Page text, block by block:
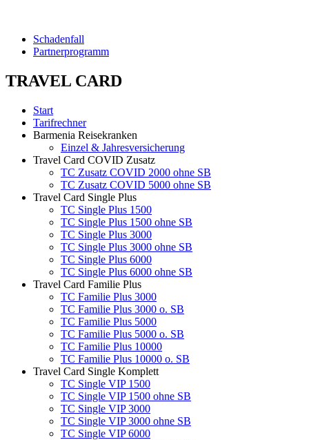
Schadenfall
Partnerprogramm
TRAVEL CARD
Start
Tarifrechner
Barmenia Reisekranken
Einzel & Jahresversicherung
Travel Card COVID Zusatz
TC Zusatz COVID 2000 ohne SB
TC Zusatz COVID 5000 ohne SB
Travel Card Single Plus
TC Single Plus 1500
TC Single Plus 1500 ohne SB
TC Single Plus 3000
TC Single Plus 3000 ohne SB
TC Single Plus 6000
TC Single Plus 6000 ohne SB
Travel Card Familie Plus
TC Familie Plus 3000
TC Familie Plus 3000 o. SB
TC Familie Plus 5000
TC Familie Plus 5000 o. SB
TC Familie Plus 10000
TC Familie Plus 10000 o. SB
Travel Card Single Komplett
TC Single VIP 1500
TC Single VIP 1500 ohne SB
TC Single VIP 3000
TC Single VIP 3000 ohne SB
TC Single VIP 6000